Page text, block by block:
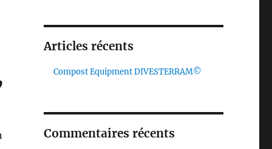
Articles récents
Compost Equipment DIVESTERRAM©
Commentaires récents